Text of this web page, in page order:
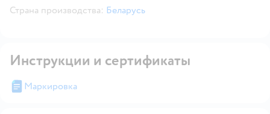
Страна производства: Беларусь
Инструкции и сертификаты
Маркировка